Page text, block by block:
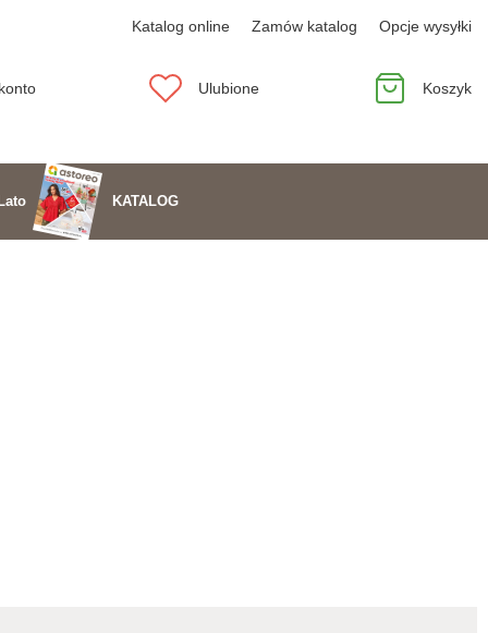
Katalog online Zamów katalog Opcje wysyłki
Ulubione Koszyk
KATALOG